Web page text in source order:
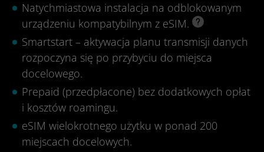
Natychmiastowa instalacja na odblokowanym
urządzeniu kompatybilnym z eSIM.
Smartstart – aktywacja planu transmisji danych
rozpoczyna się po przybyciu do miejsca
docelowego.
Prepaid (przedpłacone) bez dodatkowych opłat
i kosztów roamingu.
eSIM wielokrotnego użytku w ponad 200
miejscach docelowych.